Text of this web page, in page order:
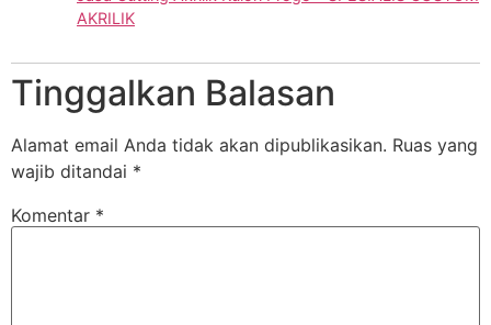
AKRILIK
Tinggalkan Balasan
Alamat email Anda tidak akan dipublikasikan. Ruas yang
wajib ditandai *
Komentar *